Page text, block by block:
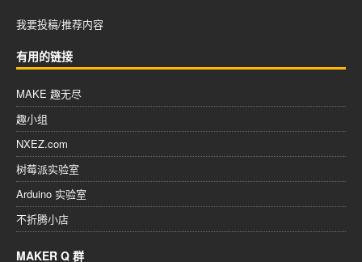
我要投稿/推荐内容
有用的链接
MAKE 趣无尽
趣小组
NXEZ.com
树莓派实验室
Arduino 实验室
不折腾小店
MAKER Q 群